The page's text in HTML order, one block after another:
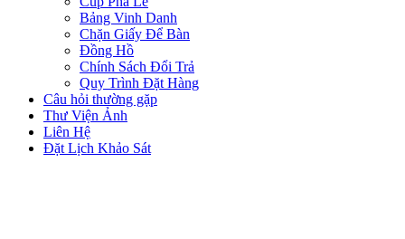
Bảng Vinh Danh
Chặn Giấy Để Bàn
Đồng Hồ
Chính Sách Đổi Trả
Quy Trình Đặt Hàng
Câu hỏi thường gặp
Thư Viện Ảnh
Liên Hệ
Đặt Lịch Khảo Sát